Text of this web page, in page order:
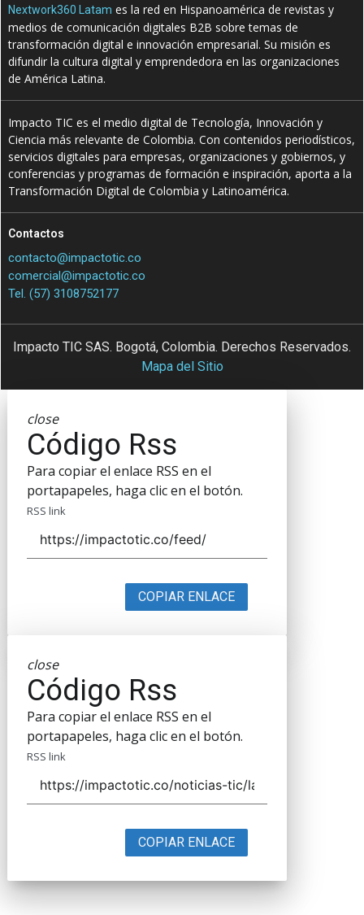
Nextwork360 Latam es la red en Hispanoamérica de revistas y
medios de comunicación digitales B2B sobre temas de
transformación digital e innovación empresarial. Su misión es
difundir la cultura digital y emprendedora en las organizaciones
de América Latina.
Impacto TIC es el medio digital de Tecnología, Innovación y
Ciencia más relevante de Colombia. Con contenidos periodísticos,
servicios digitales para empresas, organizaciones y gobiernos, y
conferencias y programas de formación e inspiración, aporta a la
Transformación Digital de Colombia y Latinoamérica.
Contactos
contacto@impactotic.co
comercial@impactotic.co
Tel. (57) 3108752177
Impacto TIC SAS. Bogotá, Colombia. Derechos Reservados.
Mapa del Sitio
close
Código Rss
Para copiar el enlace RSS en el
portapapeles, haga clic en el botón.
RSS link
COPIAR ENLACE
close
Código Rss
Para copiar el enlace RSS en el
portapapeles, haga clic en el botón.
RSS link
COPIAR ENLACE